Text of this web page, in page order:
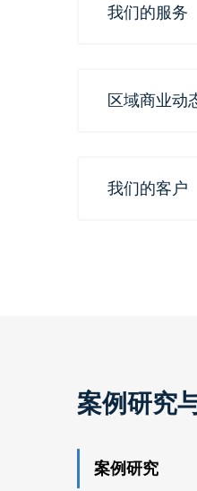
我们的服务
区域商业动
我们的客户
案例研究
案例研究